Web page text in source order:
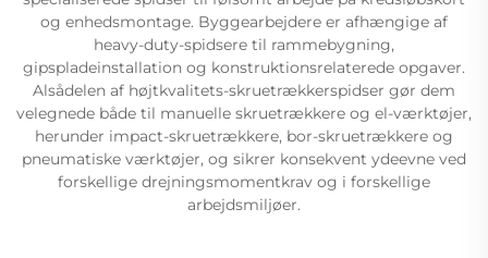
og enhedsmontage. Byggearbejdere er afhængige af
heavy-duty-spidsere til rammebygning,
gipspladeinstallation og konstruktionsrelaterede opgaver.
Alsådelen af højtkvalitets-skruetrækkerspidser gør dem
velegnede både til manuelle skruetrækkere og el-værktøjer,
herunder impact-skruetrækkere, bor-skruetrækkere og
pneumatiske værktøjer, og sikrer konsekvent ydeevne ved
forskellige drejningsmomentkrav og i forskellige
arbejdsmiljøer.